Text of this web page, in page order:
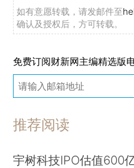
如有意愿转载，请发邮件至
确认及授权后，方可转载。
免费订阅财新网主编精选版
推荐阅读
宇树科技IPO估值600